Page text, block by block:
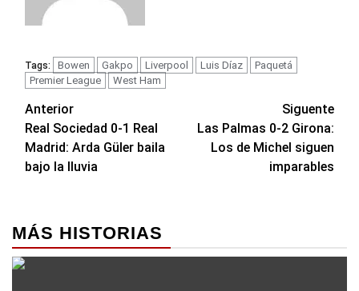
Tags: Bowen Gakpo Liverpool Luis Díaz
Paquetá
Premier League
West Ham
Navegación
de
entradas
Anterior
Real Sociedad 0-1 Real
Madrid: Arda Güler baila
bajo la lluvia
Siguente
Las Palmas 0-2 Girona:
Los de Michel siguen
imparables
MÁS HISTORIAS